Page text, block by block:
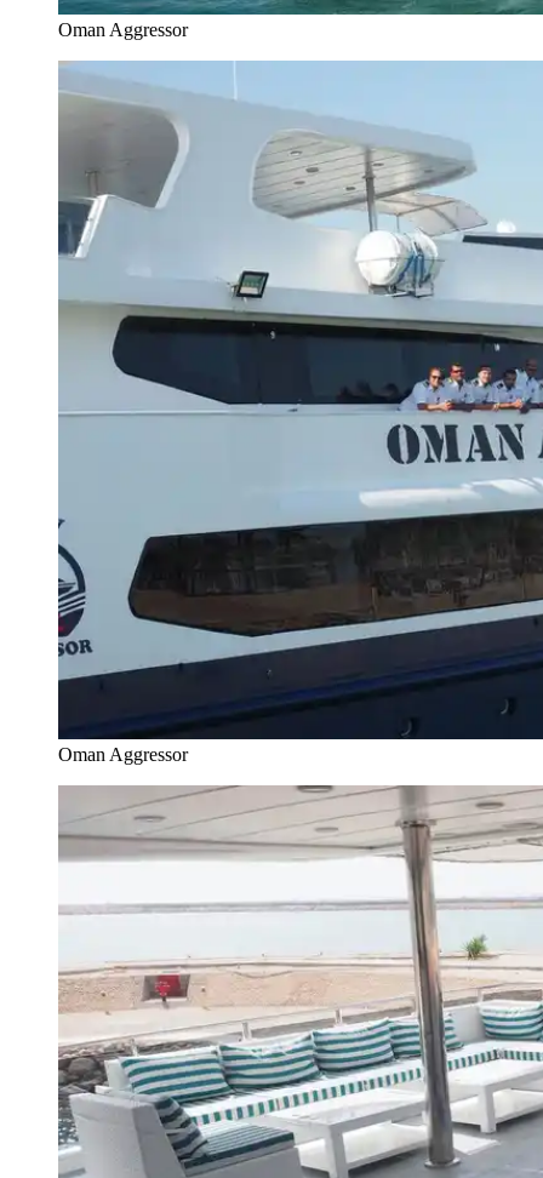
Oman Aggressor
Oman Aggressor